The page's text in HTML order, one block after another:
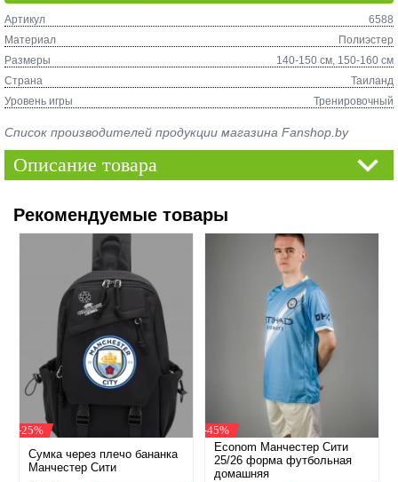
Артикул
6588
Материал
Полиэстер
Размеры
140-150 см, 150-160 см
Страна
Таиланд
Уровень игры
Тренировочный
Список производителей продукции магазина Fanshop.by
Описание товара
Рекомендуемые товары
-25%
Сумка через плечо бананка
Манчестер Сити
-45%
Econom Манчестер Сити
25/26 форма футбольная
домашняя